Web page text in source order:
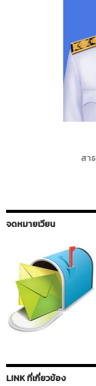
สา
จดหมายเวียน
LINK ที่เกี่ยวข้อง